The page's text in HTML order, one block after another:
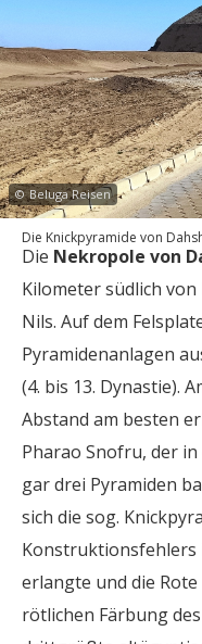
© Beluga Reisen
Die Knickpyramide von
Die Nekropole von
Kilometer südlich
Nils. Auf dem
Pyramidenanlagen
(4. bis 13. Dynastie).
Abstand am besten
Pharao Snofru, der
gar drei Pyramiden
sich die sog.
Konstruktionsfehlers
erlangte und die
rötlichen Färbung